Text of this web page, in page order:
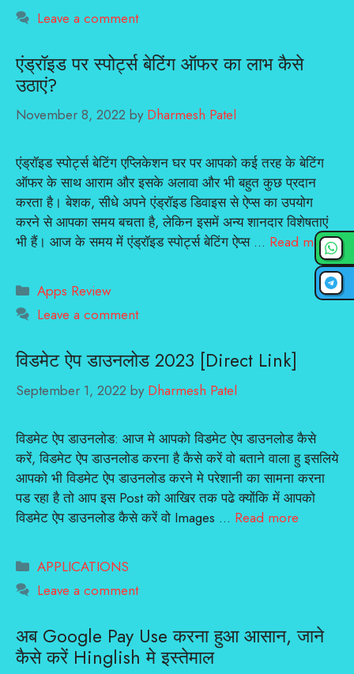
Leave a comment
एंड्रॉइड पर स्पोर्ट्स बेटिंग ऑफर का लाभ कैसे
उठाएं?
November 8, 2022 by Dharmesh Patel
एंड्रॉइड स्पोर्ट्स बेटिंग एप्लिकेशन घर पर आपको कई तरह के बेटिंग
ऑफर के साथ आराम और इसके अलावा और भी बहुत कुछ प्रदान
करता है। बेशक, सीधे अपने एंड्रॉइड डिवाइस से ऐप्स का उपयोग
करने से आपका समय बचता है, लेकिन इसमें अन्य शानदार विशेषताएं
भी हैं। आज के समय में एंड्रॉइड स्पोर्ट्स बेटिंग ऐप्स … Read more
Categories
Apps Review
Leave a comment
विडमेट ऐप डाउनलोड 2023 [Direct Link]
September 1, 2022 by Dharmesh Patel
विडमेट ऐप डाउनलोड: आज मे आपको विडमेट ऐप डाउनलोड कैसे
करें, विडमेट ऐप डाउनलोड करना है कैसे करें वो बताने वाला हु इसलिये
आपको भी विडमेट ऐप डाउनलोड करने मे परेशानी का सामना करना
पड रहा है तो आप इस Post को आखिर तक पढे क्योंकि में आपको
विडमेट ऐप डाउनलोड कैसे करें वो Images … Read more
Categories
APPLICATIONS
Leave a comment
अब Google Pay Use करना हुआ आसान, जाने
कैसे करें Hinglish मे इस्तेमाल